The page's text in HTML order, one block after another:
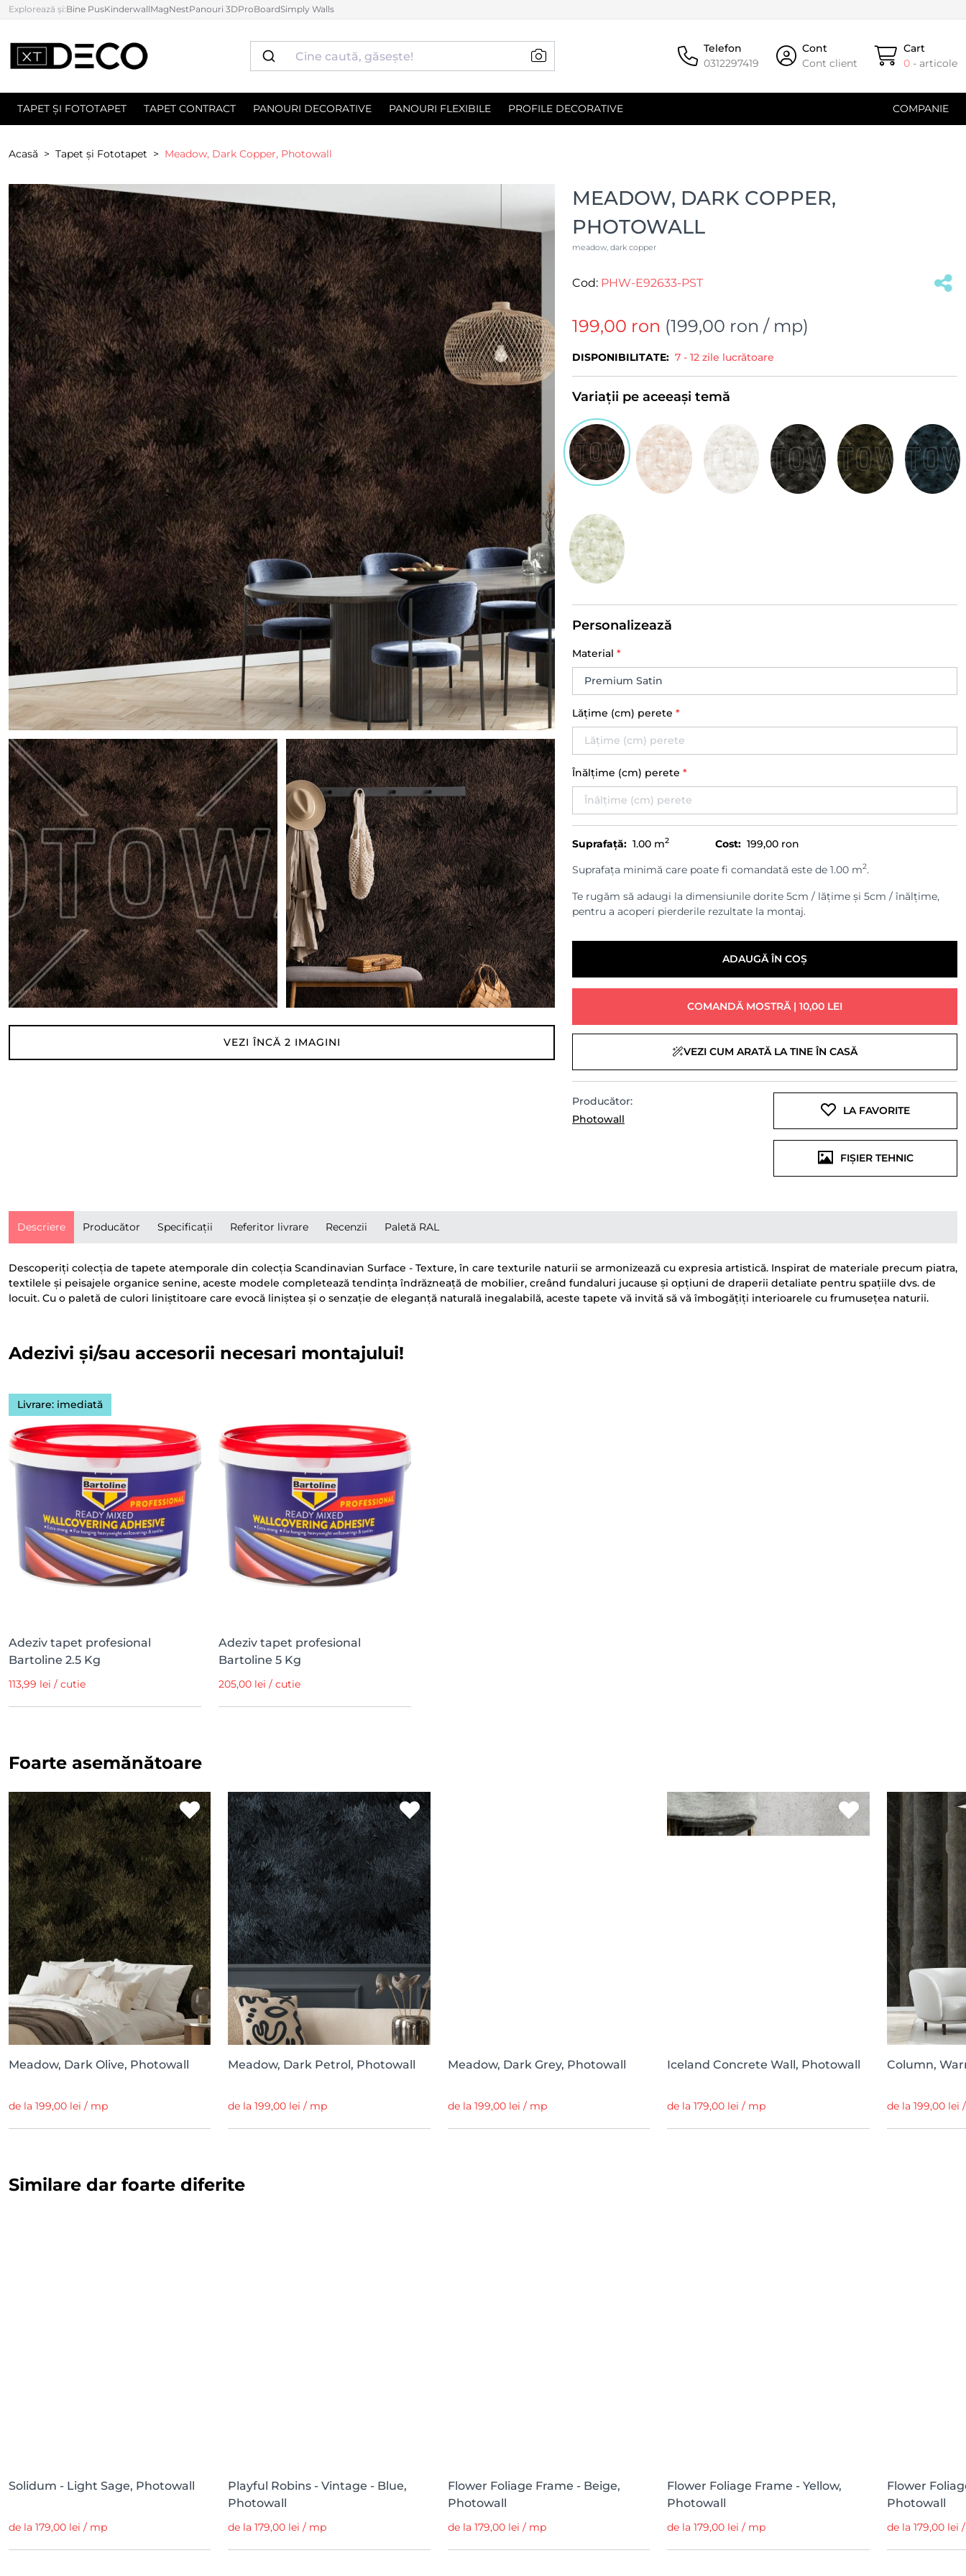
Explorează și:Bine PusKinderwallMagNestPanouri 3DProBoardSimply Walls
Telefon
0312297419
Cont
Cont client
Cart
0 - articole
TAPET ȘI FOTOTAPET TAPET CONTRACT PANOURI DECORATIVE PANOURI FLEXIBILE PROFILE DECORATIVE COMPANIE
Acasă Tapet și Fototapet Meadow, Dark Copper, Photowall
VEZI ÎNCĂ 2 IMAGINI
MEADOW, DARK COPPER,
PHOTOWALL
meadow, dark copper
Cod: PHW-E92633-PST
199,00 ron (199,00 ron / mp)
DISPONIBILITATE: 7 - 12 zile lucrătoare
Variații pe aceeași temă
Personalizează
Material *
Lățime (cm) perete *
Înălțime (cm) perete *
Suprafață: 1.00 m2 Cost: 199,00 ron
Suprafața minimă care poate fi comandată este de 1.00 m2.
Te rugăm să adaugi la dimensiunile dorite 5cm / lățime și 5cm / înălțime,
pentru a acoperi pierderile rezultate la montaj.
ADAUGĂ ÎN COȘ
COMANDĂ MOSTRĂ | 10,00 LEI
VEZI CUM ARATĂ LA TINE ÎN CASĂ
Producător:
Photowall
LA FAVORITE
FIȘIER TEHNIC
Descriere Producător Specificații Referitor livrare Recenzii Paletă RAL
Descoperiți colecția de tapete atemporale din colecția Scandinavian Surface - Texture, în care texturile naturii se armonizează cu expresia artistică. Inspirat de materiale precum piatra,
textilele și peisajele organice senine, aceste modele completează tendința îndrăzneață de mobilier, creând fundaluri jucause și opțiuni de draperii detaliate pentru spațiile dvs. de
locuit. Cu o paletă de culori liniștitoare care evocă liniștea și o senzație de eleganță naturală inegalabilă, aceste tapete vă invită să vă îmbogățiți interioarele cu frumusețea naturii.
Adezivi și/sau accesorii necesari montajului!
Livrare: imediată
Adeziv tapet profesional
Bartoline 2.5 Kg
113,99 lei / cutie
Adeziv tapet profesional
Bartoline 5 Kg
205,00 lei / cutie
Foarte asemănătoare
Meadow, Dark Olive, Photowall
de la 199,00 lei / mp
Meadow, Dark Petrol, Photowall
de la 199,00 lei / mp
Meadow, Dark Grey, Photowall
de la 199,00 lei / mp
Iceland Concrete Wall, Photowall
de la 179,00 lei / mp
Column,
de la 199,00 lei
Similare dar foarte diferite
Solidum - Light Sage, Photowall
de la 179,00 lei / mp
Playful Robins - Vintage - Blue,
Photowall
de la 179,00 lei / mp
Flower Foliage Frame - Beige,
Photowall
de la 179,00 lei / mp
Flower Foliage Frame - Yellow,
Photowall
de la 179,00 lei / mp
Flower
Photowall
de la 179,00 lei